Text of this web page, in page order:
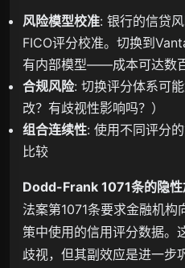
风险模型校准: 银行的信贷
FICO评分校准。切换到
有内部模型——成本可达数
合规风险: 切换评分体系可
改？有歧视性影响吗？）
组合连续性: 使用不同评分
比较
Dodd-Frank 1071条的隐性
法案第1071条要求金融机构
策中使用的信用评分数据。
歧视，但其副效应是进一